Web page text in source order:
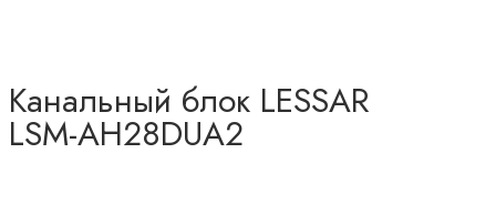
Канальный блок LESSAR
LSM-AH28DUA2